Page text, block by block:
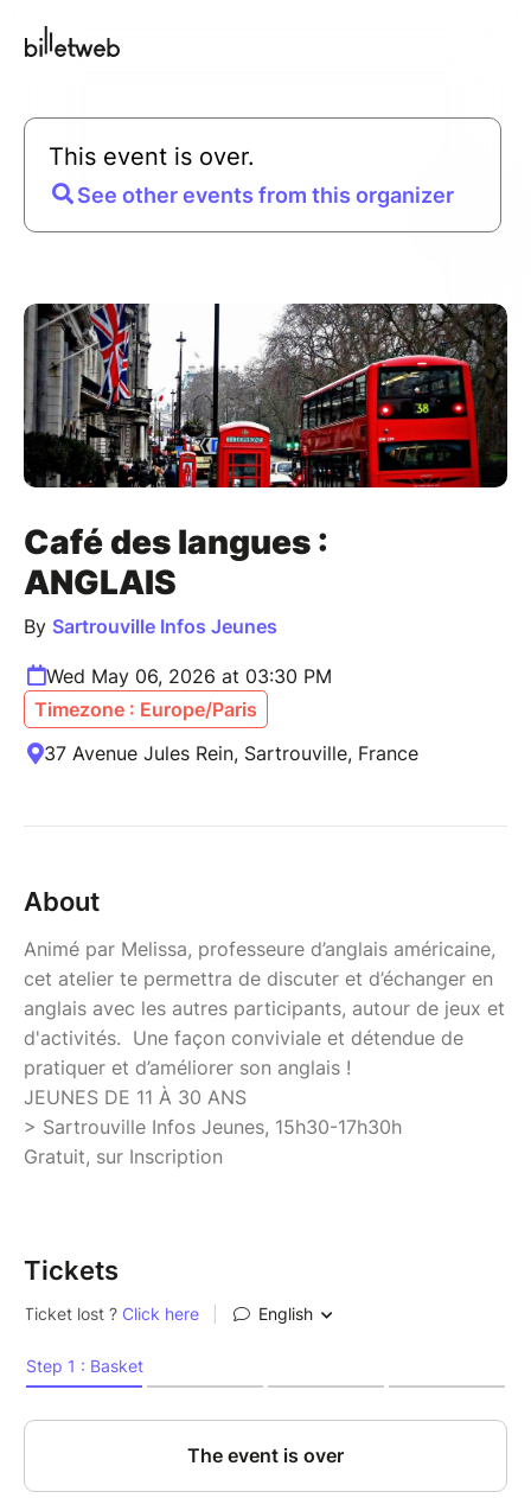
This event is over.
See other events from this organizer
Café des langues :
ANGLAIS
By Sartrouville Infos Jeunes
Wed May 06, 2026 at 03:30 PM
Timezone : Europe/Paris
37 Avenue Jules Rein, Sartrouville, France
About
Animé par Melissa, professeure d’anglais américaine,
cet atelier te permettra de discuter et d’échanger en
anglais avec les autres participants, autour de jeux et
d'activités. Une façon conviviale et détendue de
pratiquer et d’améliorer son anglais !
JEUNES DE 11 À 30 ANS
> Sartrouville Infos Jeunes, 15h30-17h30h
Gratuit, sur Inscription
Tickets